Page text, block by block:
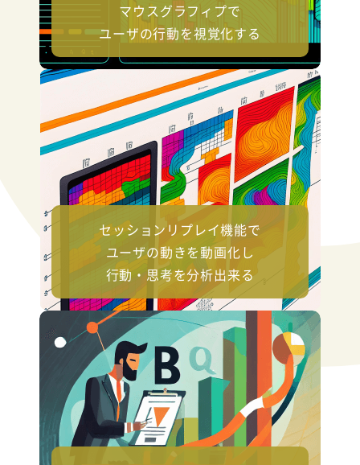
マウスグラフィプで
ユーザの行動を視覚化する
セッションリプレイ機能で
ユーザの動きを動画化し
行動・思考を分析出来る